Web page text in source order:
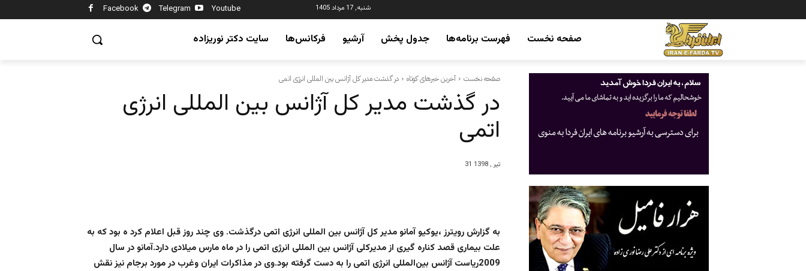
Facebook Telegram Youtube شنبه, 17 مرداد 1405
صفحه نخست فهرست برنامه‌ها جدول پخش آرشیو فرکانس‌ها سایت دکتر نوریزاده
صفحه نخست آخرین خبرهای کوتاه در گذشت مدیر کل آژانس بین المللی انرژی اتمی
در گذشت مدیر کل آژانس بین المللی انرژی
اتمی
31 تیر , 1398
به گزارش رویترز ،یوکیو آمانو مدیر کل آژانس بین المللی انرژی اتمی درگذشت. وی چند روز قبل اعلام کرد ه بود که به
علت بیماری قصد کناره گیری از مدیرکلی آژانس بین المللی انرژی اتمی را در ماه مارس میلادی دارد.آمانو در سال
2009ریاست آژانس بین‌المللی انرژی اتمی را به دست گرفته بود.وی در مذاکرات ایران وغرب در مورد برجام نیز نقش